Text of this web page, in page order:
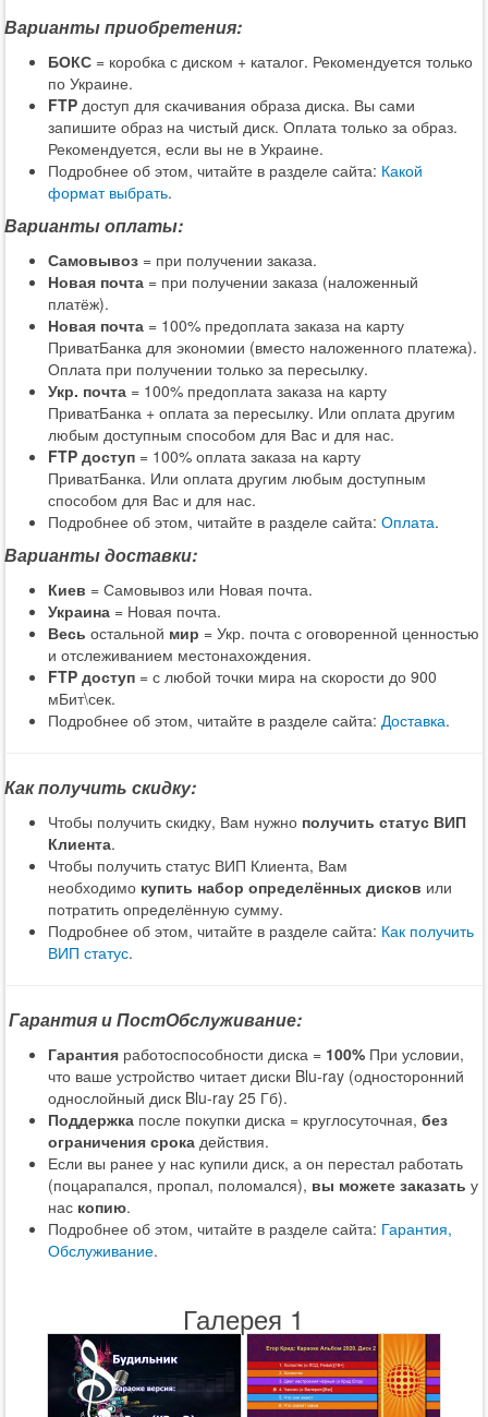
Варианты приобретения:
БОКС = коробка с диском + каталог. Рекомендуется только
по Украине.
FTP доступ для скачивания образа диска. Вы сами
запишите образ на чистый диск. Оплата только за образ.
Рекомендуется, если вы не в Украине.
Подробнее об этом, читайте в разделе сайта: Какой
формат выбрать.
Варианты оплаты:
Самовывоз = при получении заказа.
Новая почта = при получении заказа (наложенный
платёж).
Новая почта = 100% предоплата заказа на карту
ПриватБанка для экономии (вместо наложенного платежа).
Оплата при получении только за пересылку.
Укр. почта = 100% предоплата заказа на карту
ПриватБанка + оплата за пересылку. Или оплата другим
любым доступным способом для Вас и для нас.
FTP доступ = 100% оплата заказа на карту
ПриватБанка. Или оплата другим любым доступным
способом для Вас и для нас.
Подробнее об этом, читайте в разделе сайта: Оплата.
Варианты доставки:
Киев = Самовывоз или Новая почта.
Украина = Новая почта.
Весь остальной мир = Укр. почта с оговоренной ценностью
и отслеживанием местонахождения.
FTP доступ = с любой точки мира на скорости до 900
мБит\сек.
Подробнее об этом, читайте в разделе сайта: Доставка.
Как получить скидку:
Чтобы получить скидку, Вам нужно получить статус ВИП
Клиента.
Чтобы получить статус ВИП Клиента, Вам
необходимо купить набор определённых дисков или
потратить определённую сумму.
Подробнее об этом, читайте в разделе сайта: Как получить
ВИП статус.
Гарантия и ПостОбслуживание:
Гарантия работоспособности диска = 100% При условии,
что ваше устройство читает диски Blu-ray (односторонний
однослойный диск Blu-ray 25 Гб).
Поддержка после покупки диска = круглосуточная, без
ограничения срока действия.
Если вы ранее у нас купили диск, а он перестал работать
(поцарапался, пропал, поломался), вы можете заказать у
нас копию.
Подробнее об этом, читайте в разделе сайта: Гарантия,
Обслуживание.
Галерея 1